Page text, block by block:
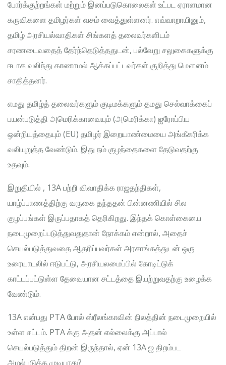
போர்க்குற்றங்கள் மற்றும் இனப்படுகொலைகள் உட்பட ஏராளமான
கருவிகளை தமிழர்கள் வசம் வைத்துள்ளனர். எவ்வாறாயினும்,
தமிழ் அரசியல்வாதிகள் சிங்களத் தலைவர்களிடம்
சரணடைவதைத் தேர்ந்தெடுத்ததுடன், பல்வேறு சலுகைகளுக்கு
ஈடாக வலிந்து காணாமல் ஆக்கப்பட்டவர்கள் குறித்து மௌனம்
சாதித்தனர்.
எமது தமிழ்த் தலைவர்களும் குடிமக்களும் தமது செல்வாக்கைப்
பயன்படுத்தி அமெரிக்காவையும் (அமெரிக்கா) ஐரோப்பிய
ஒன்றியத்தையும் (EU) தமிழர் இறையாண்மையை அங்கீகரிக்க
வலியுறுத்த வேண்டும். இது நம் குழந்தைகளை தேடுவதற்கு
உதவும்.
இறுதியில் , 13A பற்றி விவாதிக்க ராஜதந்திகள்,
யாழ்ப்பாணத்திற்கு வருகை தந்ததன் பின்னணியில் சில
குழப்பங்கள் இருப்பதாகத் தெரிகிறது. இந்தக் கொள்கையை
நடைமுறைப்படுத்துவதுதான் நோக்கம் என்றால், அதைச்
செயல்படுத்துவதை ஆதரிப்பவர்கள் அரசாங்கத்துடன் ஒரு
உரையாடலில் ஈடுபட்டு, அரசியலமைப்பில் கோடிட்டுக்
காட்டப்பட்டுள்ள தேவையான சட்டத்தை இயற்றுவதற்கு உழைக்க
வேண்டும்.
13A என்பது PTA போல் ஸ்ரீலங்காவின் நிலத்தின் நடைமுறையில்
உள்ள சட்டம். PTA க்கு அதன் எல்லைக்கு அப்பால்
செயல்படுத்தும் திறன் இருந்தால், ஏன் 13A ஐ திறம்பட
அமல்படுத்த முடியாது?